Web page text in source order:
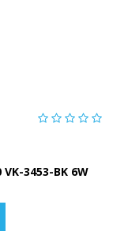
3453-BK 6W